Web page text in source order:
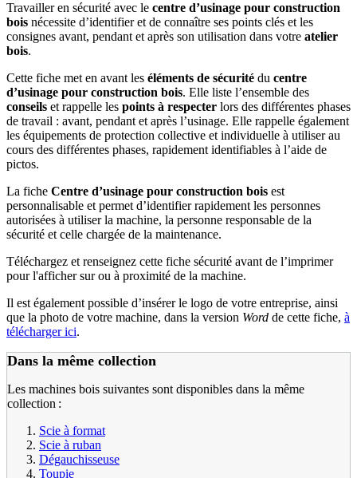
Travailler en sécurité avec le centre d’usinage pour construction
bois nécessite d’identifier et de connaître ses points clés et les
consignes avant, pendant et après son utilisation dans votre atelier
bois.
Cette fiche met en avant les éléments de sécurité du centre
d’usinage pour construction bois. Elle liste l’ensemble des
conseils et rappelle les points à respecter lors des différentes phases
de travail : avant, pendant et après l’usinage. Elle rappelle également
les équipements de protection collective et individuelle à utiliser au
cours des différentes phases, rapidement identifiables à l’aide de
pictos.
La fiche Centre d’usinage pour construction bois est
personnalisable et permet d’identifier rapidement les personnes
autorisées à utiliser la machine, la personne responsable de la
sécurité et celle chargée de la maintenance.
Téléchargez et renseignez cette fiche sécurité avant de l’imprimer
pour l'afficher sur ou à proximité de la machine.
Il est également possible d’insérer le logo de votre entreprise, ainsi
que la photo de votre machine, dans la version Word de cette fiche, à
télécharger ici.
Dans la même collection
Les machines bois suivantes sont disponibles dans la même
collection :
Scie à format
Scie à ruban
Dégauchisseuse
Toupie